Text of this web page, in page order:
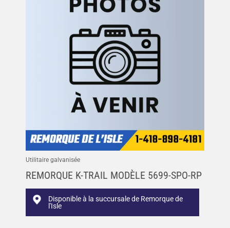
Utilitaire galvanisée
REMORQUE K-TRAIL MODÈLE 5699-SPO-RP
Disponible à la succursale de Remorque de
l'Isle